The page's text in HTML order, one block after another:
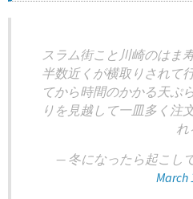
スラム街こと川崎のはま
半数近くが横取りされて
てから時間のかかる天ぷ
りを見越して一皿多く注
れ
— 冬になったら起こし
March